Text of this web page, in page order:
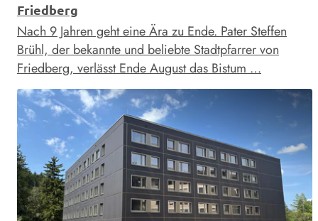
Friedberg
Nach 9 Jahren geht eine Ära zu Ende. Pater Steffen
Brühl, der bekannte und beliebte Stadtpfarrer von
Friedberg, verlässt Ende August das Bistum …